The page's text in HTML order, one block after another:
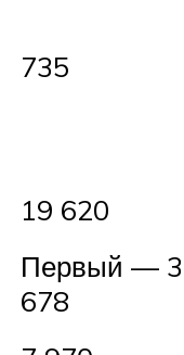
735
19 620
Первый — 3
678